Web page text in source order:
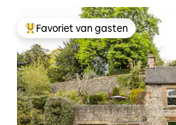
Topfavoriet van gasten
Favoriet van gasten